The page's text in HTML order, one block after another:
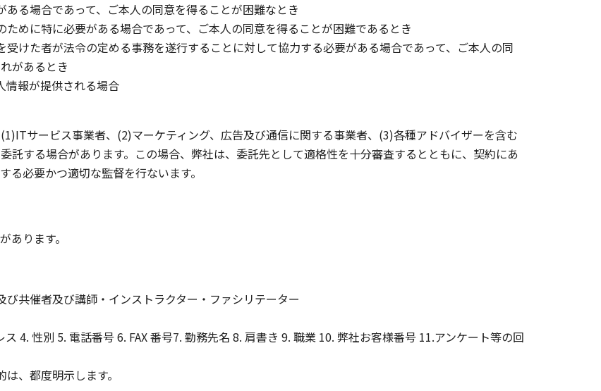
る場合であって、ご本人の同意を得ることが困難なとき
めに特に必要がある場合であって、ご本人の同意を得ることが困難であるとき
けた者が法令の定める事務を遂行することに対して協力する必要がある場合であって、ご本人の同
があるとき
情報が提供される場合
サービス事業者、(2)マーケティング、広告及び通信に関する事業者、(3)各種アドバイザーを含む
託する場合があります。この場合、弊社は、委託先として適格性を十分審査するとともに、契約にあ
必要かつ適切な監督を行ないます。
あります。
共催者及び講師・インストラクター・ファシリテーター
4. 性別 5. 電話番号 6. FAX 番号7. 勤務先名 8. 肩書き 9. 職業 10. 弊社お客様番号 11.アンケート等の回
、都度明示します。